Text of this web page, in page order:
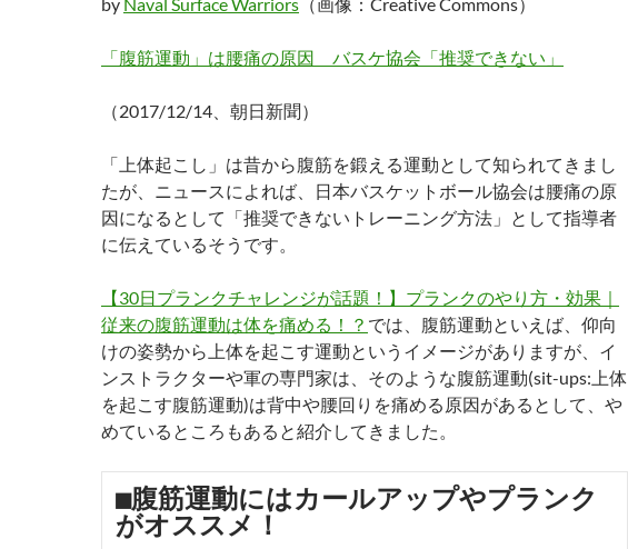
「腹筋運動」は腰痛の原因 バスケ協会「推奨できない」
（2017/12/14、朝日新聞）
「上体起こし」は昔から腹筋を鍛える運動として知られてきまし
たが、ニュースによれば、日本バスケットボール協会は腰痛の原
因になるとして「推奨できないトレーニング方法」として指導者
に伝えているそうです。
【30日プランクチャレンジが話題！】プランクのやり方・効果｜
従来の腹筋運動は体を痛める！？ では、腹筋運動といえば、仰向
けの姿勢から上体を起こす運動というイメージがありますが、イ
ンストラクターや軍の専門家は、そのような腹筋運動(sit-ups:上体
を起こす腹筋運動)は背中や腰回りを痛める原因があるとして、や
めているところもあると紹介してきました。
■腹筋運動にはカールアップやプランク
がオススメ！